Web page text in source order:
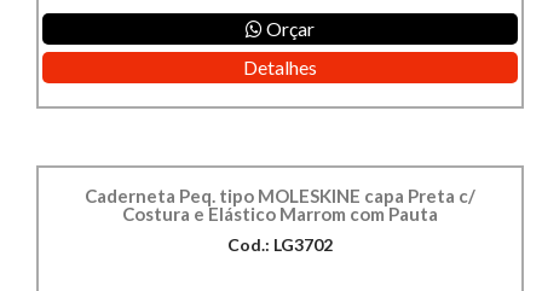
Orçar
Detalhes
Caderneta Peq. tipo MOLESKINE capa Preta c/
Costura e Elástico Marrom com Pauta
Cod.: LG3702